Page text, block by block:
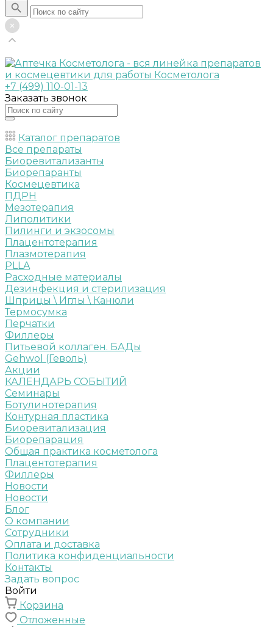
+7 (499) 110-01-13
Заказать звонок
Каталог препаратов
Все препараты
Биоревитализанты
Биорепаранты
Космецевтика
ПДРН
Мезотерапия
Липолитики
Пилинги и экзосомы
Плацентотерапия
Плазмотерапия
PLLA
Расходные материалы
Дезинфекция и стерилизация
Шприцы \ Иглы \ Канюли
Термосумка
Перчатки
Филлеры
Питьевой коллаген. БАДы
Gehwol (Геволь)
Акции
КАЛЕНДАРЬ СОБЫТИЙ
Семинары
Ботулинотерапия
Контурная пластика
Биоревитализация
Биорепарация
Общая практика косметолога
Плацентотерапия
Филлеры
Новости
Новости
Блог
О компании
Сотрудники
Оплата и доставка
Политика конфиденциальности
Контакты
Задать вопрос
Войти
Корзина
Отложенные